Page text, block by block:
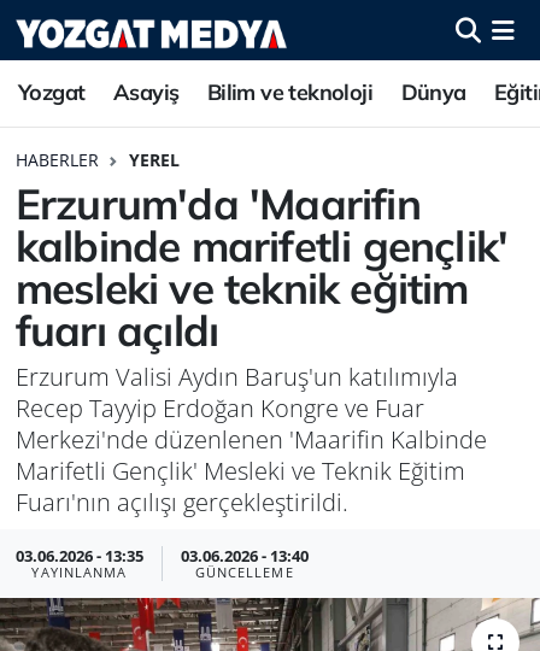
Yozgat Asayiş Bilim ve teknoloji Dünya
HABERLER YEREL
Erzurum'da 'Maarifin
kalbinde marifetli gençlik'
mesleki ve teknik eğitim
fuarı açıldı
Erzurum Valisi Aydın Baruş'un katılımıyla
Recep Tayyip Erdoğan Kongre ve Fuar
Merkezi'nde düzenlenen 'Maarifin Kalbinde
Marifetli Gençlik' Mesleki ve Teknik Eğitim
Fuarı'nın açılışı gerçekleştirildi.
03.06.2026 - 13:35
YAYINLANMA
03.06.2026 - 13:40
GÜNCELLEME